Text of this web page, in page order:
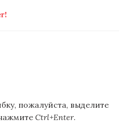
пожалуйста, выделите
Ctrl+Enter.